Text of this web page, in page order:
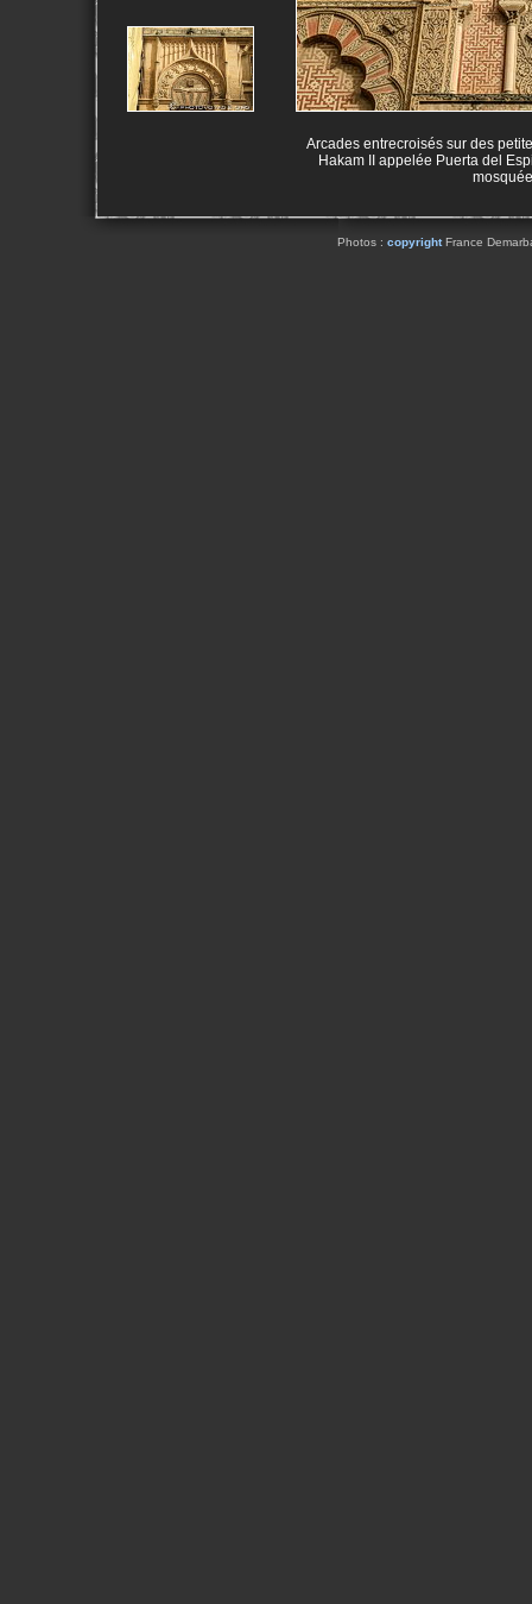
Arcades entrecroisés sur des
Hakam II appelée Puerta del
Photos : copyrightFrance